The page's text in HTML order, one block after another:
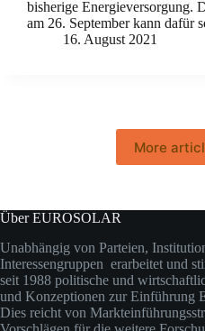
bisherige Energieversorgung.
am 26. September kann dafür
16. August 2021
More
Über EUROSOLAR
Unabhängig von Parteien,
Interessengruppen erarbeitet und
seit 1988 politische und
und Konzeptionen zur Einführung
Dies reicht von